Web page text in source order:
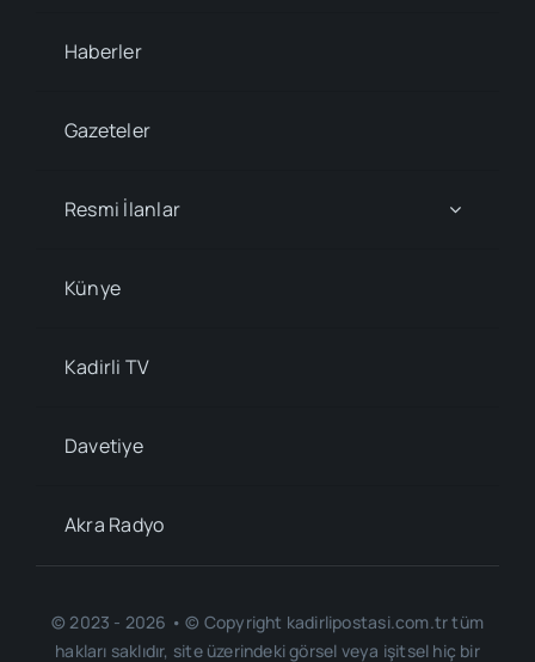
Haberler
Gazeteler
Resmi İlanlar
Künye
Kadirli TV
Davetiye
Akra Radyo
© 2023 - 2026 • © Copyright kadirlipostasi.com.tr tüm
hakları saklıdır, site üzerindeki görsel veya işitsel hiç bir